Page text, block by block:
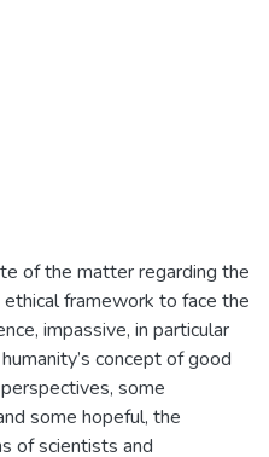
of the matter regarding the
framework to face the
impassive, in particular
concept of good
some
some hopeful, the
of scientists and